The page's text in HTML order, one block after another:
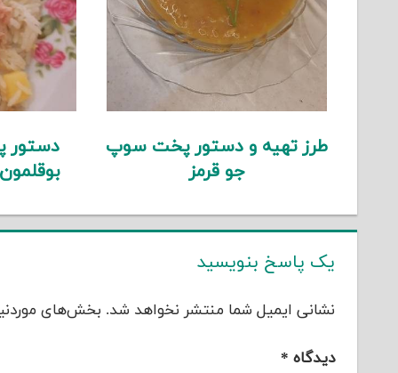
طرز تهیه و دستور پخت سوپ
جو قرمز
دستور
یک پاسخ بنویسید
نشانی ایمیل شما منتشر نخواهد شد. بخش‌های
دیدگاه *